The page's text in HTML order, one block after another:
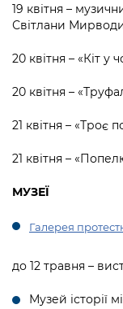
19 квітня –
Світлани
20 квітня – «Кіт у
20 квітня –
21 квітня – «Троє
21 квітня –
МУЗЕЇ
Галерея
до 12 травня –
Музей історії